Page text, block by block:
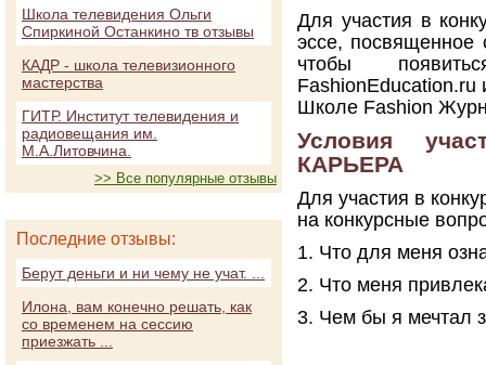
Для участия в
эссе,
чтобы
FashionEducation.ru
Школе Fashion
Условия
КАРЬЕРА
Для участия в
на конкурсные
1. Что для меня
2. Что меня
3. Чем бы я мечтал
Школа телевидения Ольги
Спиркиной Останкино тв отзывы
КАДР - школа телевизионного
мастерства
ГИТР. Институт телевидения и
радиовещания им.
М.А.Литовчина.
>> Все популярные отзывы
Последние отзывы:
Берут деньги и ни чему не учат. ...
Илона, вам конечно решать, как
со временем на сессию
приезжать ...